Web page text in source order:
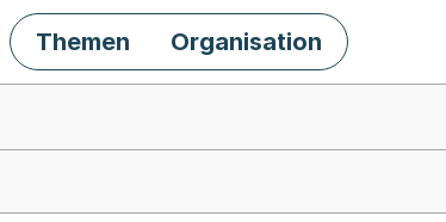
Themen Organisation